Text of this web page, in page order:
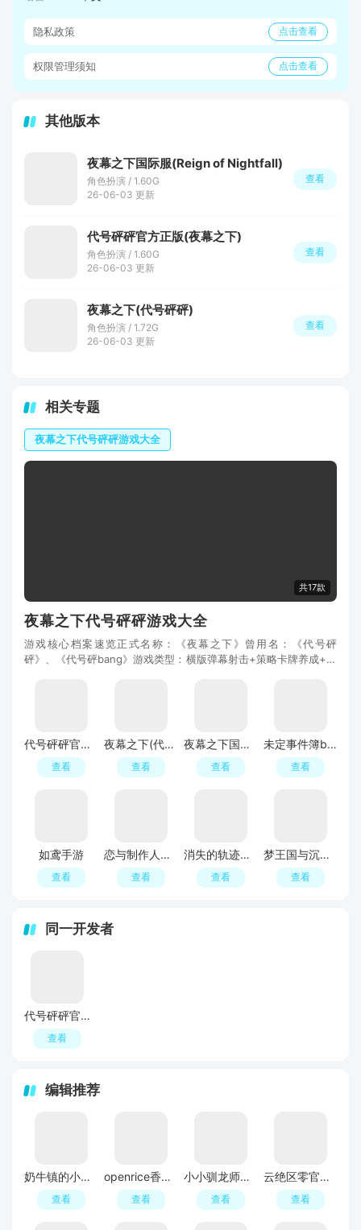
隐私政策 点击查看
权限管理须知 点击查看
其他版本
夜幕之下国际服(Reign of Nightfall)
角色扮演 / 1.60G
26-06-03 更新
查看
代号砰砰官方正版(夜幕之下)
角色扮演 / 1.60G
26-06-03 更新
查看
夜幕之下(代号砰砰)
角色扮演 / 1.72G
26-06-03 更新
查看
相关专题
夜幕之下代号砰砰游戏大全
共17款
夜幕之下代号砰砰游戏大全
游戏核心档案速览正式名称：《夜幕之下》曾用名：《代号砰
砰》、《代号砰bang》游戏类型：横版弹幕射击+策略卡牌养成+成
代号砰砰官方正版(夜幕之下)
查看
夜幕之下(代号砰砰)
查看
夜幕之下国际服(Reign of Nightfall)
查看
未定事件簿bilibili渠道服安卓版
查看
如鸢手游
查看
恋与制作人官服
查看
消失的轨迹手游正式版最新版本
查看
梦王国与沉睡的100王子手游
查看
同一开发者
代号砰砰官方正版(夜幕之下)
查看
编辑推荐
奶牛镇的小时光游戏官方中文版
查看
openrice香港吃饭app
查看
小小驯龙师养成霸王龙内置0.1
查看
云绝区零官方入口官服
查看